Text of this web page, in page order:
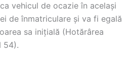
vehicul de ocazie în același
de înmatriculare și va fi egală
sa inițială (Hotărârea
54).